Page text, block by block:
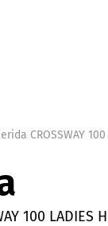
CROSSWAY
100 LADIES